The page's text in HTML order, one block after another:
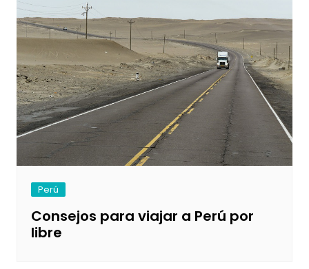
Perú
Consejos para viajar a Perú por
libre